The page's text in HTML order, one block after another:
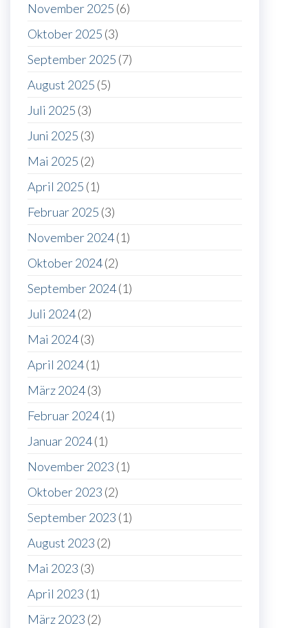
November 2025 (6)
Oktober 2025 (3)
September 2025 (7)
August 2025 (5)
Juli 2025 (3)
Juni 2025 (3)
Mai 2025 (2)
April 2025 (1)
Februar 2025 (3)
November 2024(1)
Oktober 2024(2)
September 2024(1)
Juli 2024(2)
Mai 2024(3)
April 2024(1)
März 2024(3)
Februar 2024(1)
Januar 2024(1)
November 2023 (1)
Oktober 2023 (2)
September 2023 (1)
August 2023 (2)
Mai 2023 (3)
April 2023 (1)
März 2023 (2)